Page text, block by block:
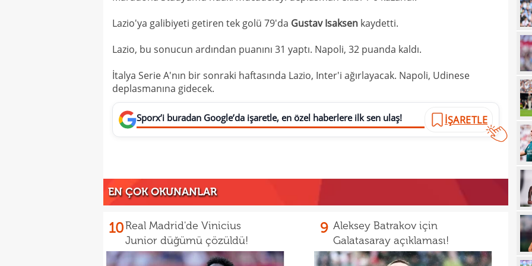
Lazio'ya galibiyeti getiren tek golü 79'da Gustav Isaksen kaydetti.
Lazio, bu sonucun ardından puanını 31 yaptı. Napoli, 32 puanda kaldı.
İtalya Serie A'nın bir sonraki haftasında Lazio, Inter'i ağırlayacak. Napoli, Udinese
deplasmanına gidecek.
Sporx’i buradan Google’da işaretle, en özel haberlere ilk sen ulaş! İŞARETLE
EN ÇOK OKUNANLAR
10Real Madrid'de Vinicius
Junior düğümü çözüldü!
9 Aleksey Batrakov için
Galatasaray açıklaması!